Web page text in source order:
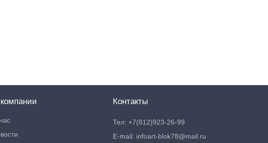
Контакты
Тел: +7(812)923-26-99
E-mail: infoart-blok78@mail.ru